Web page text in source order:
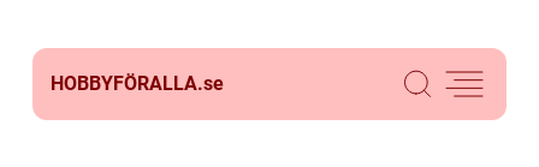
HOBBYFÖRALLA.se